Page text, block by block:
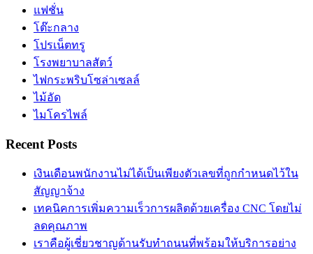
แฟชั่น
โต๊ะกลาง
โปรเน็ตทรู
โรงพยาบาลสัตว์
ไฟกระพริบโซล่าเซลล์
ไม้อัด
ไมโครไพล์
Recent Posts
เงินเดือนพนักงานไม่ได้เป็นเพียงตัวเลขที่ถูกกำหนดไว้ใน
สัญญาจ้าง
เทคนิคการเพิ่มความเร็วการผลิตด้วยเครื่อง CNC โดยไม่
ลดคุณภาพ
เราคือผู้เชี่ยวชาญด้านรับทำถนนที่พร้อมให้บริการอย่าง